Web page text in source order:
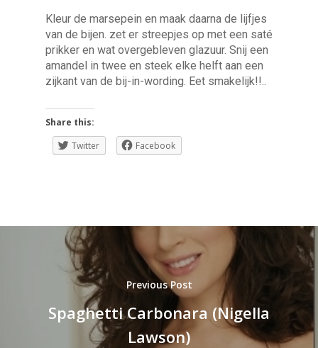
Kleur de marsepein en maak daarna de lijfjes
van de bijen. zet er streepjes op met een saté
prikker en wat overgebleven glazuur. Snij een
amandel in twee en steek elke helft aan een
zijkant van de bij-in-wording. Eet smakelijk!!..
Share this:
Twitter
Facebook
Previous Post
Spaghetti Carbonara (Nigella
Lawson)